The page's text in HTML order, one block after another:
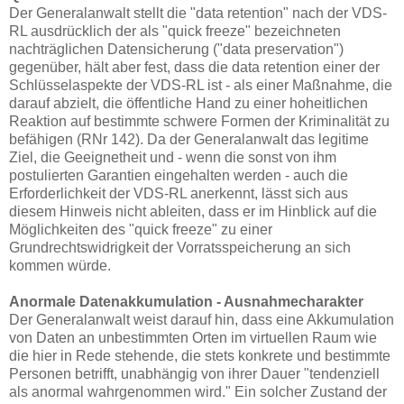
Der Generalanwalt stellt die "data retention" nach der VDS-
RL ausdrücklich der als "quick freeze" bezeichneten
nachträglichen Datensicherung ("data preservation")
gegenüber, hält aber fest, dass die data retention einer der
Schlüsselaspekte der VDS-RL ist - als einer Maßnahme, die
darauf abzielt, die öffentliche Hand zu einer hoheitlichen
Reaktion auf bestimmte schwere Formen der Kriminalität zu
befähigen (RNr 142). Da der Generalanwalt das legitime
Ziel, die Geeignetheit und - wenn die sonst von ihm
postulierten Garantien eingehalten werden - auch die
Erforderlichkeit der VDS-RL anerkennt, lässt sich aus
diesem Hinweis nicht ableiten, dass er im Hinblick auf die
Möglichkeiten des "quick freeze" zu einer
Grundrechtswidrigkeit der Vorratsspeicherung an sich
kommen würde.
Anormale Datenakkumulation - Ausnahmecharakter
Der Generalanwalt weist darauf hin, dass eine Akkumulation
von Daten an unbestimmten Orten im virtuellen Raum wie
die hier in Rede stehende, die stets konkrete und bestimmte
Personen betrifft, unabhängig von ihrer Dauer "tendenziell
als anormal wahrgenommen wird." Ein solcher Zustand der